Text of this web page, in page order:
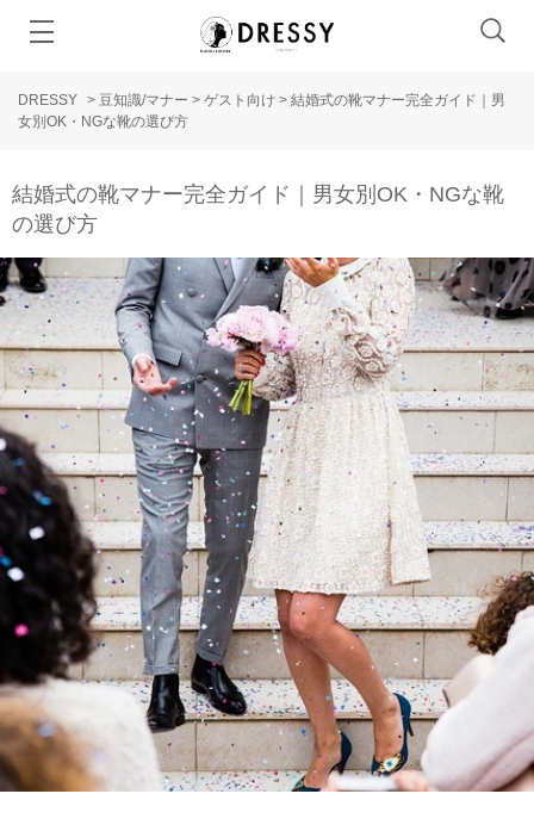
DRESSY > 豆知識/マナー > ゲスト向け > 結婚式の靴マナー完全ガイド｜男
女別OK・NGな靴の選び方
結婚式の靴マナー完全ガイド｜男女別OK・NGな靴
の選び方